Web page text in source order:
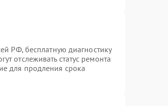
РФ, бесплатную диагностику
отслеживать статус ремонта
для продления срока